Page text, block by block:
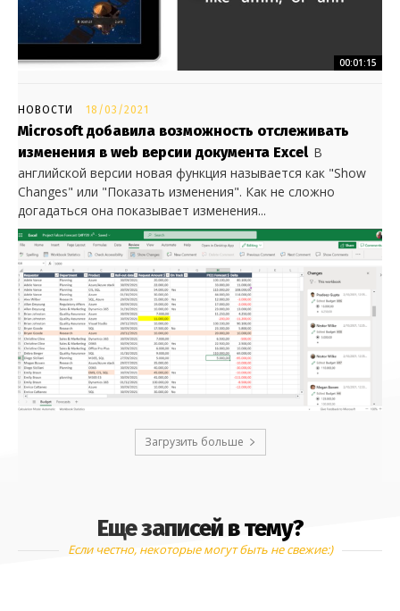
00:01:15
НОВОСТИ 18/03/2021
Microsoft добавила возможность отслеживать
изменения в web версии документа Excel В
английской версии новая функция называется как "Show
Changes" или "Показать изменения". Как не сложно
догадаться она показывает изменения...
Загрузить больше
Еще записей в тему?
Если честно, некоторые могут быть не свежие:)